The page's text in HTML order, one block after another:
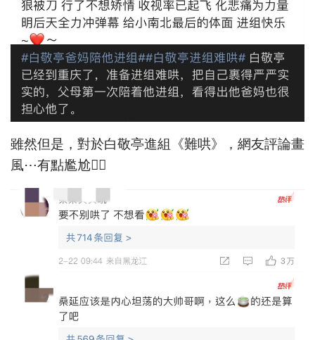
雖然但是，對於白敬亭進組《難哄》，網友評論畫
風⋯有點尷尬👇🏻